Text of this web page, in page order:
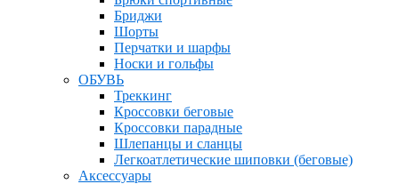
Бриджи
Шорты
Перчатки и шарфы
Носки и гольфы
ОБУВЬ
Треккинг
Кроссовки беговые
Кроссовки парадные
Шлепанцы и сланцы
Легкоатлетические шиповки (беговые)
Аксессуары